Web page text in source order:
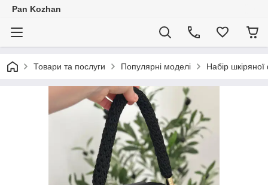
Pan Kozhan
Товари та послуги Популярні моделі Набір